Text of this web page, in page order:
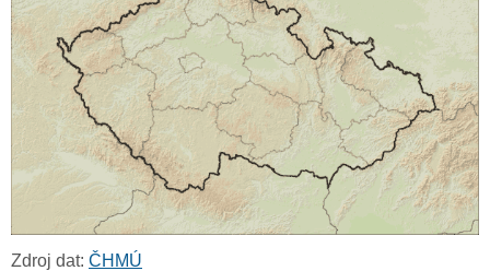
Zdroj dat: ČHMÚ